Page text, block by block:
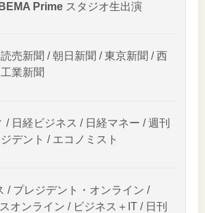
Prime スタジオ生出演
売新聞 / 朝日新聞 / 東京新聞 / 西
業新聞
/ 日経ビジネス / 日経マネー / 週刊
デント / エコノミスト
/ プレジデント・オンライン /
オンライン / ビジネス＋IT / 日刊